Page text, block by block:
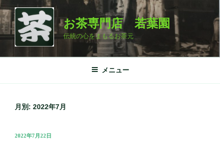
コ
ン
テ
お茶専門店 若葉園
伝統の心をまもるお茶元
メニュー
月別: 2022年7月
投
2022年7月22日